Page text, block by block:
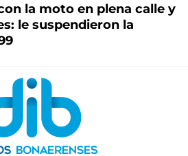
la moto en plena calle y
le suspendieron la